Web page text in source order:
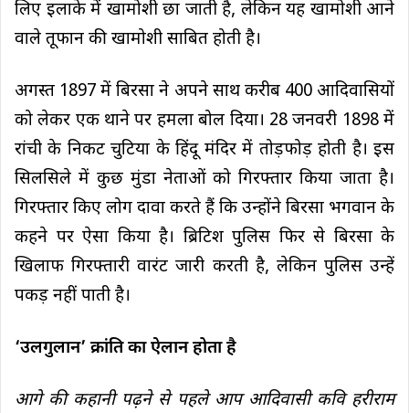
लिए इलाके में खामोशी छा जाती है, लेकिन यह खामोशी आने
वाले तूफान की खामोशी साबित होती है।
अगस्त 1897 में बिरसा ने अपने साथ करीब 400 आदिवासियों
को लेकर एक थाने पर हमला बोल दिया। 28 जनवरी 1898 में
रांची के निकट चुटिया के हिंदू मंदिर में तोड़फोड़ होती है। इस
सिलसिले में कुछ मुंडा नेताओं को गिरफ्तार किया जाता है।
गिरफ्तार किए लोग दावा करते हैं कि उन्होंने बिरसा भगवान के
कहने पर ऐसा किया है। ब्रिटिश पुलिस फिर से बिरसा के
खिलाफ गिरफ्तारी वारंट जारी करती है, लेकिन पुलिस उन्हें
पकड़ नहीं पाती है।
‘उलगुलान’ क्रांति का ऐलान होता है
आगे की कहानी पढ़ने से पहले आप आदिवासी कवि हरीराम